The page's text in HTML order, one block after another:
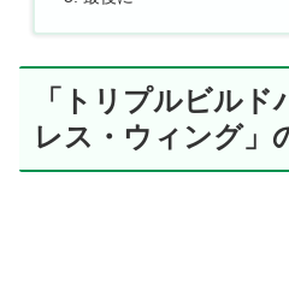
「トリプルビル
レス・ウィング」